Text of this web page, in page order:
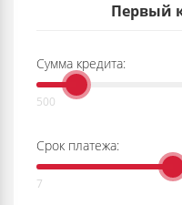
Первый
Сумма кредита:
Срок платежа: